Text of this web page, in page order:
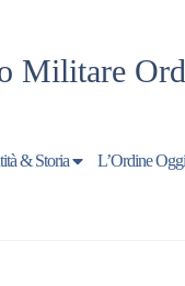
Militare
& Storia L’Ordine Oggi